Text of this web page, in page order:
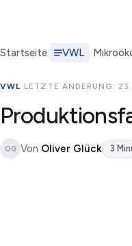
Startseite VWL
VWL· LETZTE ÄNDERUNG:
OG Von Oliver Glück 3